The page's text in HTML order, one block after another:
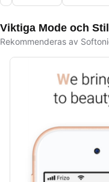
Viktiga Mode och Stil
Rekommenderas av